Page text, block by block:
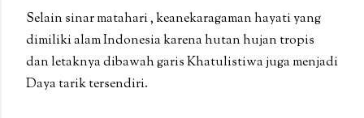
Selain sinar matahari , keanekaragaman hayati yang
dimiliki alam Indonesia karena hutan hujan tropis
dan letaknya dibawah garis Khatulistiwa juga menjadi
Daya tarik tersendiri.